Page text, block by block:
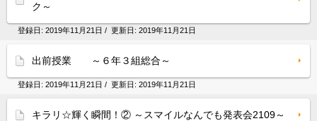
ク～
登録日: 2019年11月21日 / 更新日: 2019年11月21日
出前授業 ～６年３組総合～
登録日: 2019年11月21日 / 更新日: 2019年11月21日
キラリ☆輝く瞬間！② ～スマイルなんでも発表会2109～